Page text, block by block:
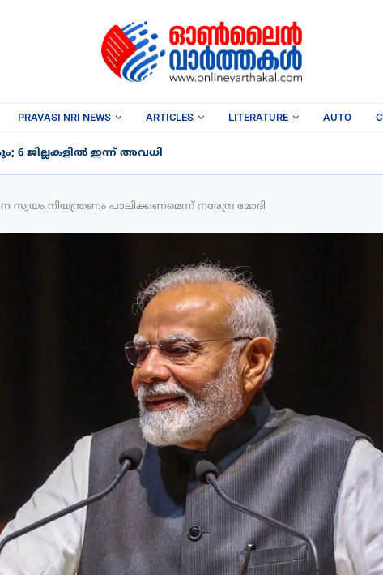
PRAVASI NRI NEWS ARTICLES LITERATURE AUTO
6 ജില്ലകളിൽ ഇന്ന് അവധി
നിയന്ത്രണം പാലിക്കണമെന്ന് നരേന്ദ്ര മോദി